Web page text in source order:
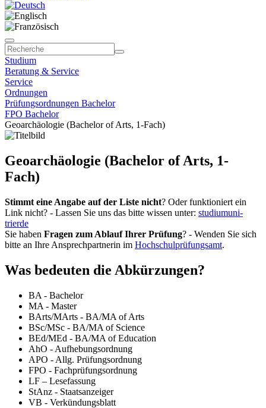
Studium
Beratung & Service
Service
Ordnungen
Prüfungsordnungen Bachelor
FPO Bachelor
Geoarchäologie (Bachelor of Arts, 1-Fach)
Geoarchäologie (Bachelor of Arts, 1-
Fach)
Stimmt eine Angabe auf der Liste nicht? Oder funktioniert ein
Link nicht? - Lassen Sie uns das bitte wissen unter: studiumuni-
trierde
Sie haben Fragen zum Ablauf Ihrer Prüfung? - Wenden Sie sich
bitte an Ihre Ansprechpartnerin im Hochschulprüfungsamt.
Was bedeuten die Abkürzungen?
BA - Bachelor
MA - Master
BArts/MArts - BA/MA of Arts
BSc/MSc - BA/MA of Science
BEd/MEd - BA/MA of Education
AhO - Aufhebungsordnung
APO - Allg. Prüfungsordnung
FPO - Fachprüfungsordnung
LF – Lesefassung
StAnz - Staatsanzeiger
VB - Verkündungsblatt